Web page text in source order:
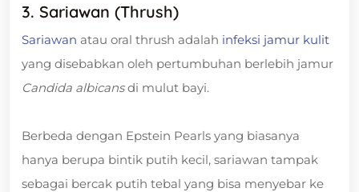
3. Sariawan (Thrush)
Sariawan atau oral thrush adalah infeksi jamur kulit
yang disebabkan oleh pertumbuhan berlebih jamur
Candida albicansdi mulut bayi.
Berbeda dengan Epstein Pearls yang biasanya
hanya berupa bintik putih kecil, sariawan tampak
sebagai bercak putih tebal yang bisa menyebar ke